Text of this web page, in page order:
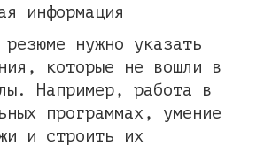
информация
нужно указать
которые не вошли в
Например, работа в
программах, умение
и строить их